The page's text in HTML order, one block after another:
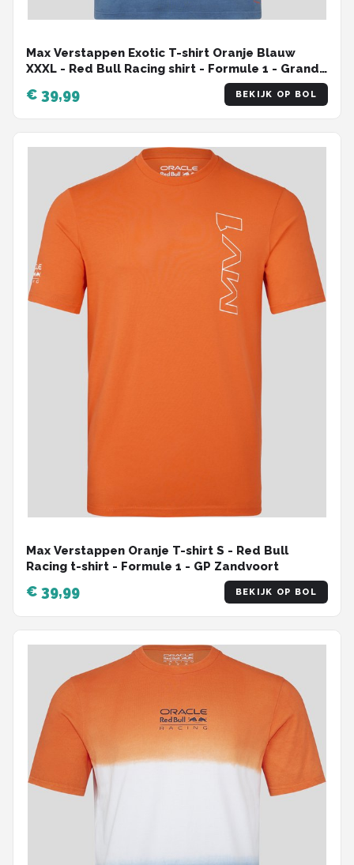
Max Verstappen Exotic T-shirt Oranje Blauw
XXXL - Red Bull Racing shirt - Formule 1 - Grand
€ 39,99 BEKIJK OP BOL
Max Verstappen Oranje T-shirt S - Red Bull
Racing t-shirt - Formule 1 - GP Zandvoort
€ 39,99 BEKIJK OP BOL